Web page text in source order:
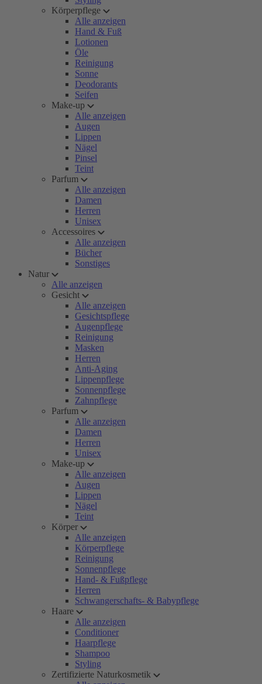
Körperpflege
Alle anzeigen
Hand & Fuß
Lotionen
Öle
Reinigung
Sonne
Deodorants
Seifen
Make-up
Alle anzeigen
Augen
Lippen
Nägel
Pinsel
Teint
Parfum
Alle anzeigen
Damen
Herren
Unisex
Accessoires
Alle anzeigen
Bücher
Sonstiges
Natur
Alle anzeigen
Gesicht
Alle anzeigen
Gesichtspflege
Augenpflege
Reinigung
Masken
Herren
Anti-Aging
Lippenpflege
Sonnenpflege
Zahnpflege
Parfum
Alle anzeigen
Damen
Herren
Unisex
Make-up
Alle anzeigen
Augen
Lippen
Nägel
Teint
Körper
Alle anzeigen
Körperpflege
Reinigung
Sonnenpflege
Hand- & Fußpflege
Herren
Schwangerschafts- & Babypflege
Haare
Alle anzeigen
Conditioner
Haarpflege
Shampoo
Styling
Zertifizierte Naturkosmetik